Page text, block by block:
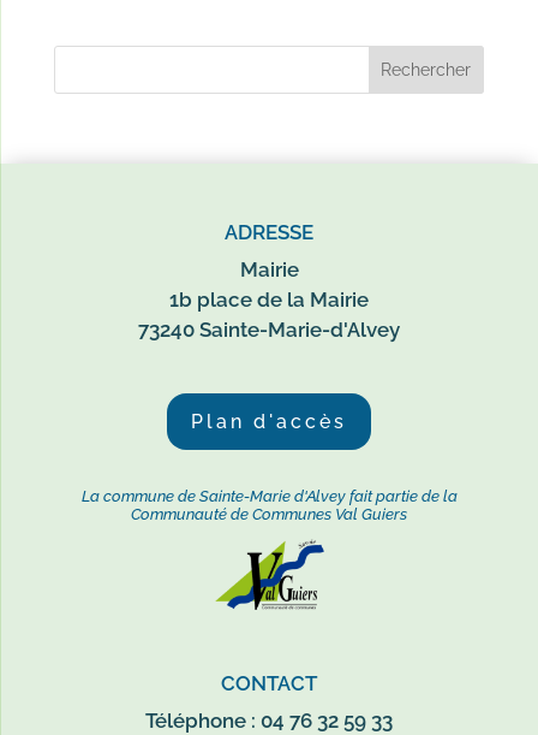
ADRESSE
Mairie
1b place de la Mairie
73240 Sainte-Marie-d'Alvey
Plan d'accès
La commune de Sainte-Marie d'Alvey fait partie de la
Communauté de Communes Val Guiers
CONTACT
Téléphone : 04 76 32 59 33